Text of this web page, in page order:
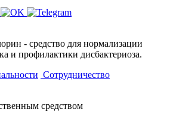
- средство для нормализации
и профилактики дисбактериоза.
Сотрудничество
средством